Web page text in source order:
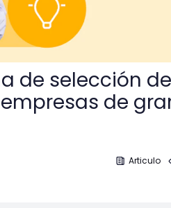
de selección de
de
Articulo